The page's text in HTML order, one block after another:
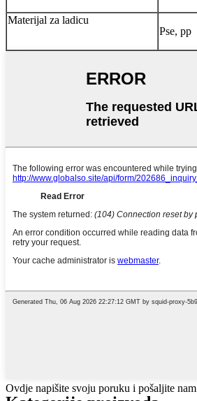
Materijal za ladicu
Pse, pp
Ovdje napišite svoju poruku i pošaljite